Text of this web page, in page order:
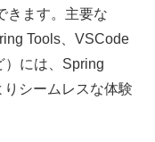
きます。主要な
Tools、VSCode
）には、Spring
シームレスな体験